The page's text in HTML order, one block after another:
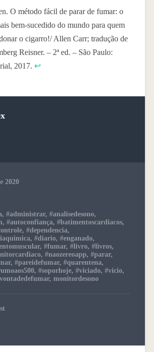
O método fácil de parar de fumar: o
bem-sucedido do mundo para quem
o cigarro!/ Allen Carr; tradução de
Reisner. – 2ª ed. – São Paulo:
2017. ↩
2020
, #administrar, #analisedesono,
, #autoconfiança, #batimentoscardiacos,
, #dependencia,
, #diario, #enganado,
, #fumar, #livro, #livros,
, #naozereoapp, #parar,
, #pareidefumar, #quarentena,
, #soporhoje, #viciado, #vicio,
, monitordesono